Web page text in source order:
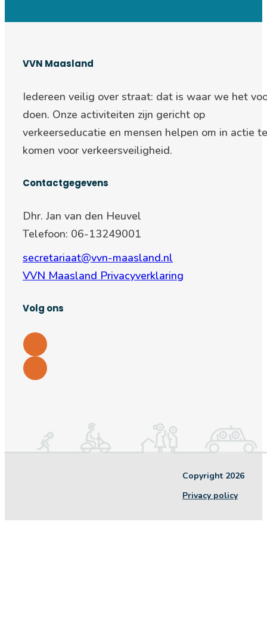
VVN Maasland
Iedereen veilig over straat: dat is waar we het
doen. Onze activiteiten zijn gericht op
verkeerseducatie en mensen helpen om in actie te
komen voor verkeersveiligheid.
Contactgegevens
Dhr. Jan van den Heuvel
Telefoon: 06-13249001
secretariaat@vvn-maasland.nl
VVN Maasland Privacyverklaring
Volg ons
Copyright 2026
Privacy policy